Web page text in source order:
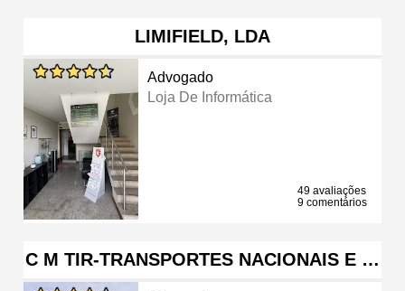
LIMIFIELD, LDA
Advogado
Loja De Informática
49 avaliações
9 comentários
C M TIR-TRANSPORTES NACIONAIS E …